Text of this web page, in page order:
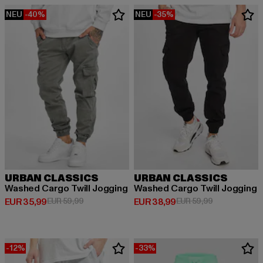
NEU -40%
URBAN CLASSICS
Washed Cargo Twill Jogging
EUR 35,99
Derzeitiger Preis: EUR 35,99
EUR 59,99Aktionspreis: EUR 59,99
NEU -35%
URBAN CLASSICS
Washed Cargo Twill Jogging
EUR 38,99
Derzeitiger Preis: EUR 38,99
EUR 59,99Aktionspreis:
-12% -33%